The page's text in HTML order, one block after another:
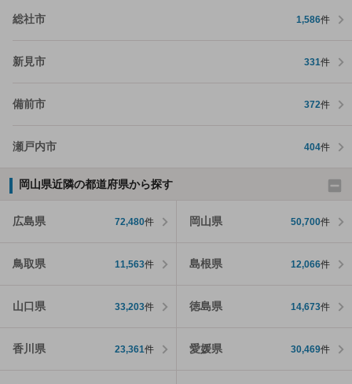
総社市 1,586件
新見市 331件
備前市 372件
瀬戸内市 404件
岡山県近隣の都道府県から探す
広島県 72,480件 岡山県 50,700件
鳥取県 11,563件 島根県 12,066件
山口県 33,203件 徳島県 14,673件
香川県 23,361件 愛媛県 30,469件